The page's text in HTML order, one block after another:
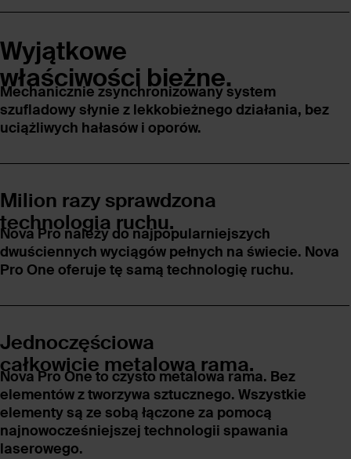
Wyjątkowe
właściwości bieżne.
Mechanicznie zsynchronizowany system
szufladowy słynie z lekkobieżnego działania, bez
uciążliwych hałasów i oporów.
Milion razy sprawdzona
technologia ruchu.
Nova Pro należy do najpopularniejszych
dwuściennych wyciągów pełnych na świecie. Nova
Pro One oferuje tę samą technologię ruchu.
Jednoczęściowa
całkowicie metalowa rama.
Nova Pro One to czysto metalowa rama. Bez
elementów z tworzywa sztucznego. Wszystkie
elementy są ze sobą łączone za pomocą
najnowocześniejszej technologii spawania
laserowego.